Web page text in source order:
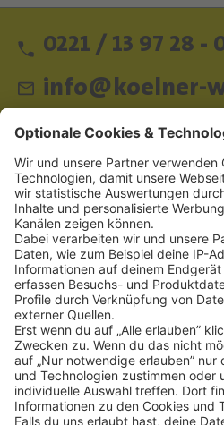
0221 / 13 97 28 -
info@koelner-
Schnellzugriff
ZAHLUNGSMETHODEN
SOCIAL
NEWSLETTER
BESUCHEN SIE UNS